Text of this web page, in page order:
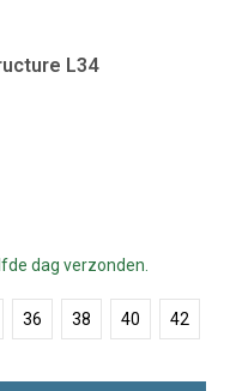
L34
dag verzonden.
36 38 40 42